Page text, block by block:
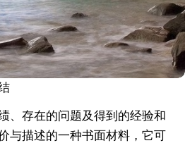
、存在的问题及得到的经验和
与描述的一种书面材料，它可